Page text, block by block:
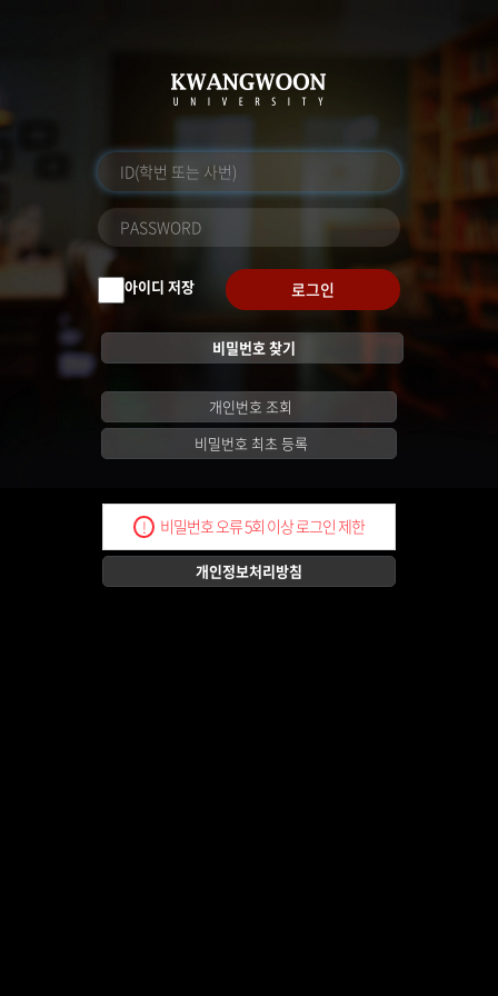
아이디 저장 로그인
비밀번호 찾기
개인번호 조회
비밀번호 최초 등록
! 비밀번호 오류 5회 이상 로그인 제한
개인정보처리방침